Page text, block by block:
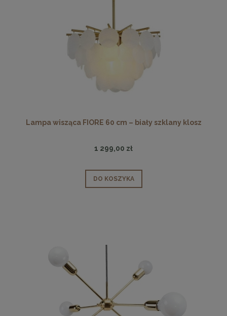
Lampa wisząca FIORE 60 cm – biały szklany klosz
1 299,00 zł
DO KOSZYKA